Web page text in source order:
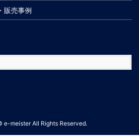
販売事例
e-meister All Rights Reserved.